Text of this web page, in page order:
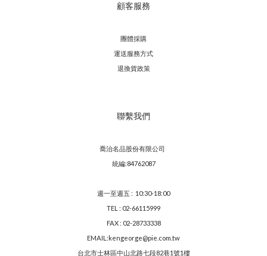
顧客服務
團體採購
運送服務方式
退換貨政策
聯繫我們
喬治名品股份有限公司
統編:84762087
週一至週五 : 10:30-18:00
TEL : 02-66115999
FAX : 02-28733338
EMAIL:kengeorge@pie.com.tw
台北市士林區中山北路七段82巷1號1樓